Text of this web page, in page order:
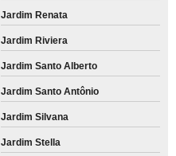
Jardim Renata
Jardim Riviera
Jardim Santo Alberto
Jardim Santo Antônio
Jardim Silvana
Jardim Stella